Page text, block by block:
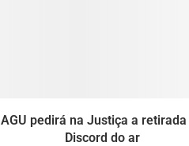
AGU pedirá na Justiça a retirada
Discord do ar